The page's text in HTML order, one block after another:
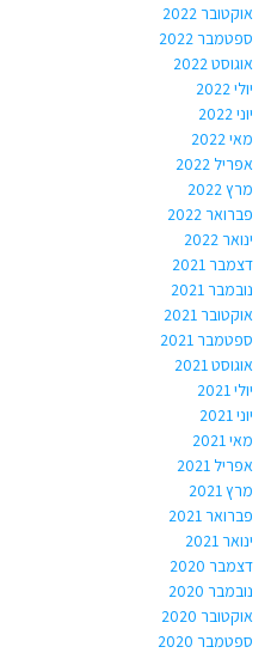
אוקטובר 2022
ספטמבר 2022
אוגוסט 2022
יולי 2022
יוני 2022
מאי 2022
אפריל 2022
מרץ 2022
פברואר 2022
ינואר 2022
דצמבר 2021
נובמבר 2021
אוקטובר 2021
ספטמבר 2021
אוגוסט 2021
יולי 2021
יוני 2021
מאי 2021
אפריל 2021
מרץ 2021
פברואר 2021
ינואר 2021
דצמבר 2020
נובמבר 2020
אוקטובר 2020
ספטמבר 2020